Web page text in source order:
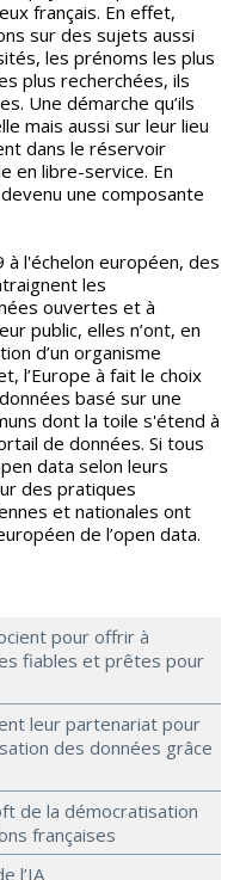
français. En effet,
sur des sujets aussi
les prénoms les plus
plus recherchées, ils
Une démarche qu’ils
mais aussi sur leur lieu
dans le réservoir
en libre-service. En
une composante
à l'échelon européen, des
les
ouvertes et à
public, elles n’ont, en
d’un organisme
l’Europe à fait le choix
basé sur une
dont la toile s'étend à
de données. Si tous
data selon leurs
des pratiques
et nationales ont
de l’open data.
pour offrir à
fiables et prêtes pour
leur partenariat pour
des données grâce
de la démocratisation
françaises
l’IA